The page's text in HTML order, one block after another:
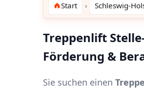
Start Schleswig-
Treppenlift
Förderung &
Sie suchen einen